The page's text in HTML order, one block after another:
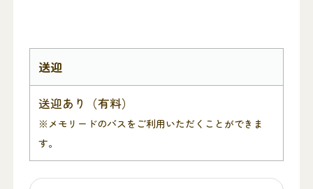
送迎
送迎あり（有料）
※メモリードのバスをご利用いただくことができま
す。